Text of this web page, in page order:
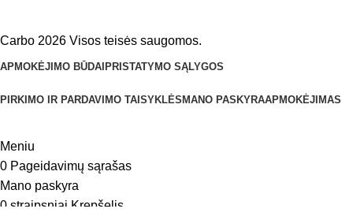
Carbo 2026 Visos teisės saugomos.
APMOKĖJIMO BŪDAI PRISTATYMO SĄLYGOS
PIRKIMO IR PARDAVIMO TAISYKLĖS MANO PASKYRAAPMOKĖJIMAS
Meniu
0 Pageidavimų sąrašas
Mano paskyra
0 straipsniai Krepšelis